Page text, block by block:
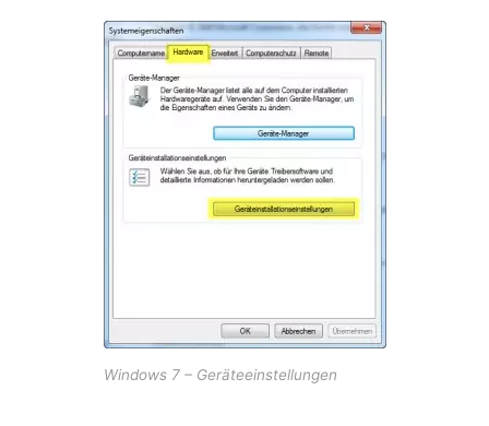
Windows 7 – Geräteeinstellungen